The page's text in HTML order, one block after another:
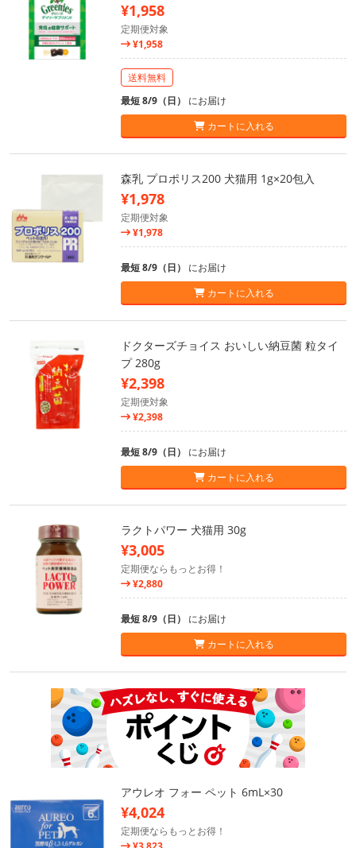
¥1,958
定期便対象
¥1,958
送料無料
最短 8/9（日） にお届け
カートに入れる
森乳 プロポリス200 犬猫用 1g×20包入
¥1,978
定期便対象
¥1,978
最短 8/9（日） にお届け
カートに入れる
ドクターズチョイス おいしい納豆菌 粒タイ
プ 280g
¥2,398
定期便対象
¥2,398
最短 8/9（日） にお届け
カートに入れる
ラクトパワー 犬猫用 30g
¥3,005
定期便ならもっとお得！
¥2,880
最短 8/9（日） にお届け
カートに入れる
アウレオ フォー ペット 6mL×30
¥4,024
定期便ならもっとお得！